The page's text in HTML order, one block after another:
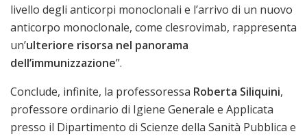
livello degli anticorpi monoclonali e l’arrivo di un nuovo
anticorpo monoclonale, come clesrovimab, rappresenta
un’ulteriore risorsa nel panorama
dell’immunizzazione”.
Conclude, infinite, la professoressa Roberta Siliquini,
professore ordinario di Igiene Generale e Applicata
presso il Dipartimento di Scienze della Sanità Pubblica e